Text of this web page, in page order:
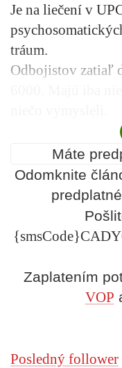
Je na liečení v
tráum.
Odbojistov zatiaľ
Máte
Odomknite
Zaplatením
VOP
Posledný follower